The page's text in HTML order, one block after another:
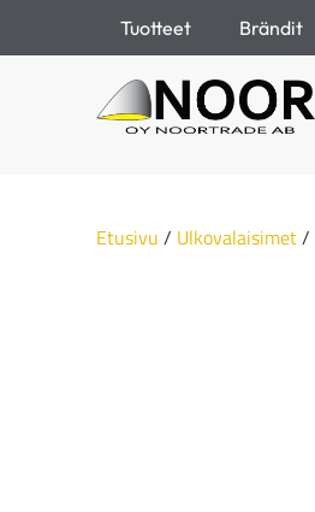
Tuotteet Brändit
Etusivu / Ulkovalaisimet/